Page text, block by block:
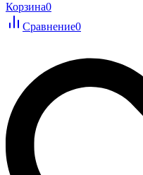
Корзина0
Сравнение0